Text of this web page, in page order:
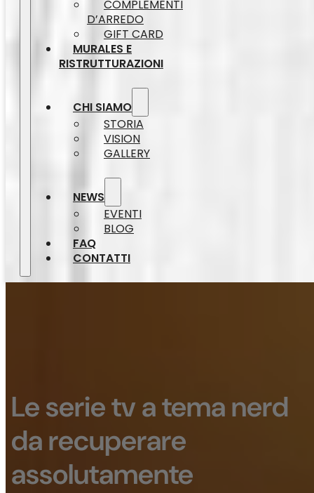
COMPLEMENTI
D’ARREDO
GIFT CARD
MURALES E
RISTRUTTURAZIONI
CHI SIAMO
STORIA
VISION
GALLERY
NEWS
EVENTI
BLOG
FAQ
CONTATTI
Le serie tv a tema nerd
da recuperare
assolutamente